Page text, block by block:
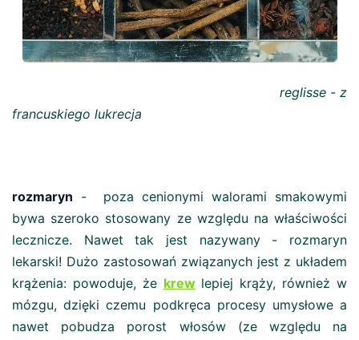
reglisse - z
francuskiego lukrecja
rozmaryn - poza cenionymi walorami smakowymi
bywa szeroko stosowany ze względu na właściwości
lecznicze. Nawet tak jest nazywany - rozmaryn
lekarski! Dużo zastosowań związanych jest z układem
krążenia: powoduje, że krewlepiej krąży, również w
mózgu, dzięki czemu podkręca procesy umysłowe a
nawet pobudza porost włosów (ze względu na